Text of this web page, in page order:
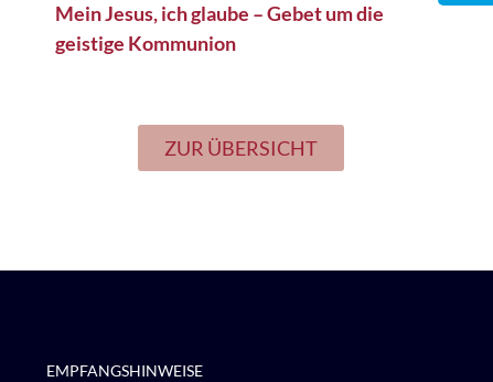
Mein Jesus, ich glaube – Gebet um die
geistige Kommunion
ZUR ÜBERSICHT
EMPFANGSHINWEISE